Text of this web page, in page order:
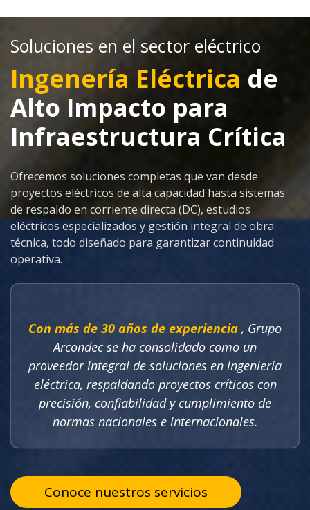
Soluciones en el sector eléctrico
Ingenería Eléctrica de
Alto Impacto para
Infraestructura Crítica
Ofrecemos soluciones completas que van desde
proyectos eléctricos de alta capacidad hasta sistemas
de respaldo en corriente directa (DC), estudios
eléctricos especializados y gestión integral de obra
técnica, todo diseñado para garantizar continuidad
operativa.
Con más de 30 años de experiencia , Grupo
Arcondec se ha consolidado como un
proveedor integral de soluciones en ingeniería
eléctrica, respaldando proyectos críticos con
precisión, confiabilidad y cumplimiento de
normas nacionales e internacionales.
Conoce nuestros servicios